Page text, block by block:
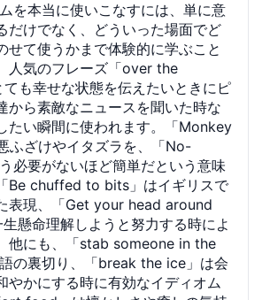
を本当に使いこなすには、単に意
だけでなく、どういった場面でど
せて使うかまで体験的に学ぶこと
人気のフレーズ「over the
も幸せな状態を伝えたいときにピ
から素敵なニュースを聞いた時な
たい瞬間に使われます。「Monkey
ふざけやイタズラを、「No-
必要がないほど簡単だという意味
Be chuffed to bits」はイギリスで
表現、「Get your head around
懸命理解しようと努力する時によ
他にも、「stab someone in the
の裏切り、「break the ice」は会
やかにする時に有効なイディオム